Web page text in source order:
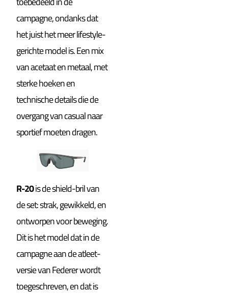
campagne, ondanks dat
het juist het meer lifestyle-
gerichte model is. Een mix
van acetaat en metaal, met
sterke hoeken en
technische details die de
overgang van casual naar
sportief moeten dragen.
R-20is de shield-bril van
de set: strak, gewikkeld, en
ontworpen voor beweging.
Dit is het model dat in de
campagne aan de atleet-
versie van Federer wordt
toegeschreven, en dat is